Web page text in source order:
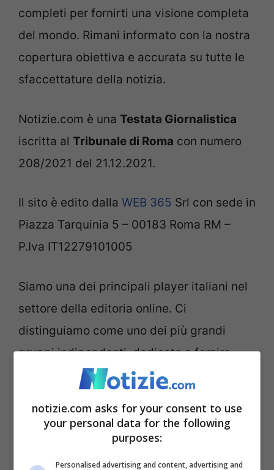
completi per fornirti una visione completa
del mondo. Rimani informato con la nostra
copertura obiettiva e accurata su tutte le
sfaccettature della notizia.
Notizie.com è una Testata Giornalistica
iscritta al Tribunale di Roma con numero
208/2021 del 21.12.2021.
Il sito è edito dalla WEB 365 Srl con sede in
Piazza Tarquinia 5 – 00183 Roma RM –
P.Iva IT12279101005
Siamo una dei principali player italiani nel
settore della editoria online. Ci
distinguiamo come uno dei più grandi
gruppi indipendenti, dedicato a fornire
informazioni, intrattenimento e cultura
Con una grande presenza nel settore, negli
ultimi anni abbiamo ampliato il nostro
notizie.com asks for your consent to use
your personal data for the following
purposes:
Personalised advertising and content, advertising and